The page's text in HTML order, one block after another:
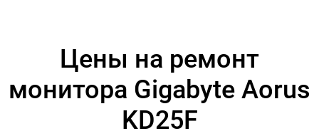
Цены на ремонт
монитора Gigabyte Aorus
KD25F